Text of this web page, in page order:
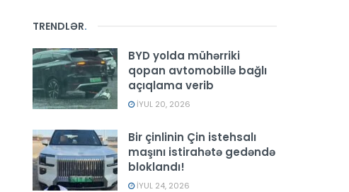
TRENDLƏR.
BYD yolda mühərriki
qopan avtomobillə bağlı
açıqlama verib
İYUL 20, 2026
Bir çinlinin Çin istehsalı
maşını istirahətə gedəndə
bloklandı!
İYUL 24, 2026